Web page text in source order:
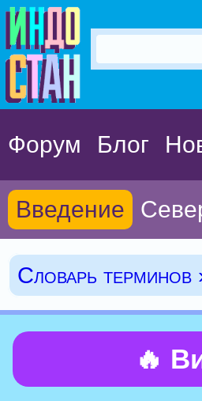
Форум Блог
Введение
Словарь терминов
🔥